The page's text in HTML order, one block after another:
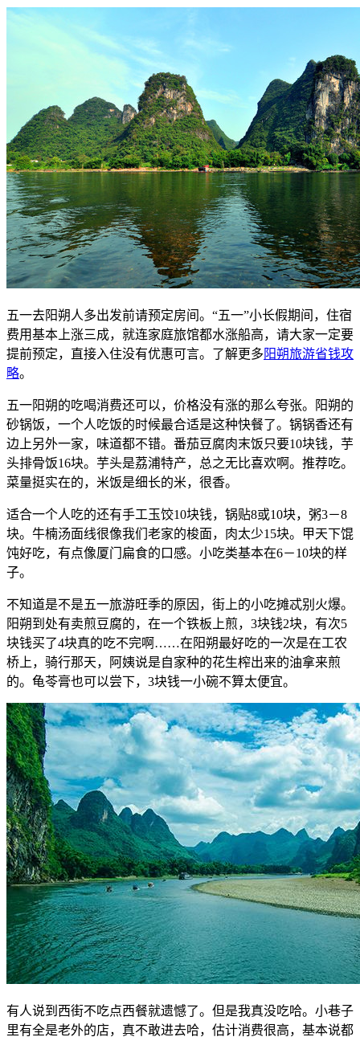
五一去阳朔人多出发前请预定房间。“五一”小长假期间，住宿
费用基本上涨三成，就连家庭旅馆都水涨船高，请大家一定要
提前预定，直接入住没有优惠可言。了解更多 阳朔旅游省钱攻
略。
五一阳朔的吃喝消费还可以，价格没有涨的那么夸张。阳朔的
砂锅饭，一个人吃饭的时候最合适是这种快餐了。锅锅香还有
边上另外一家，味道都不错。番茄豆腐肉末饭只要10块钱，芋
头排骨饭16块。芋头是荔浦特产，总之无比喜欢啊。推荐吃。
菜量挺实在的，米饭是细长的米，很香。
适合一个人吃的还有手工玉饺10块钱，锅贴8或10块，粥3－8
块。牛楠汤面线很像我们老家的梭面，肉太少15块。甲天下馄
饨好吃，有点像厦门扁食的口感。小吃类基本在6－10块的样
子。
不知道是不是五一旅游旺季的原因，街上的小吃摊忒别火爆。
阳朔到处有卖煎豆腐的，在一个铁板上煎，3块钱2块，有次5
块钱买了4块真的吃不完啊……在阳朔最好吃的一次是在工农
桥上，骑行那天，阿姨说是自家种的花生榨出来的油拿来煎
的。龟苓膏也可以尝下，3块钱一小碗不算太便宜。
有人说到西街不吃点西餐就遗憾了。但是我真没吃哈。小巷子
里有全是老外的店，真不敢进去哈，估计消费很高，基本说都